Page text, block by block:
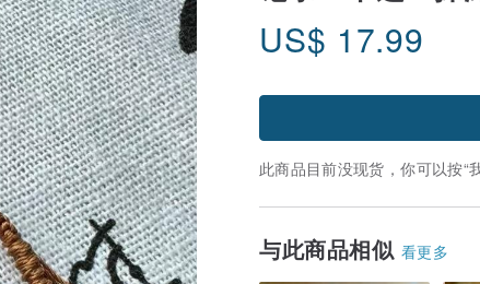
US$ 17.99
此商品目前没现货，你可以按“
与此商品相似 看更多